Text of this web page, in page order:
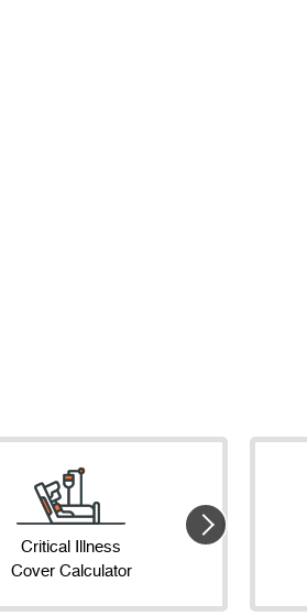
Critical Illness
Cover Calculator